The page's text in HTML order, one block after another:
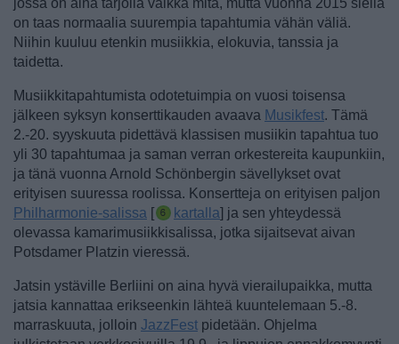
jossa on aina tarjolla vaikka mitä, mutta vuonna 2015 siellä
on taas normaalia suurempia tapahtumia vähän väliä.
Niihin kuuluu etenkin musiikkia, elokuvia, tanssia ja
taidetta.
Musiikkitapahtumista odotetuimpia on vuosi toisensa
jälkeen syksyn konserttikauden avaava Musikfest. Tämä
2.-20. syyskuuta pidettävä klassisen musiikin tapahtua tuo
yli 30 tapahtumaa ja saman verran orkestereita kaupunkiin,
ja tänä vuonna Arnold Schönbergin sävellykset ovat
erityisen suuressa roolissa. Konsertteja on erityisen paljon
Philharmonie-salissa [ kartalla] ja sen yhteydessä
olevassa kamarimusiikkisalissa, jotka sijaitsevat aivan
Potsdamer Platzin vieressä.
Jatsin ystäville Berliini on aina hyvä vierailupaikka, mutta
jatsia kannattaa erikseenkin lähteä kuuntelemaan 5.-8.
marraskuuta, jolloin JazzFest pidetään. Ohjelma